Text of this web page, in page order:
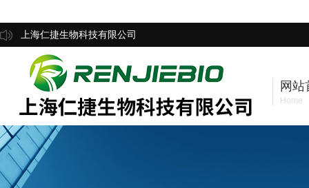
上海仁捷生物科技有限公司
网站
Home